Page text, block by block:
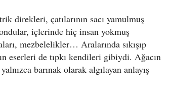
direkleri, çatılarının sacı yamulmuş
içlerinde hiç insan yokmuş
mezbelelikler… Aralarında sıkışıp
eserleri de tıpkı kendileri gibiydi. Ağacın
barınak olarak algılayan anlayış